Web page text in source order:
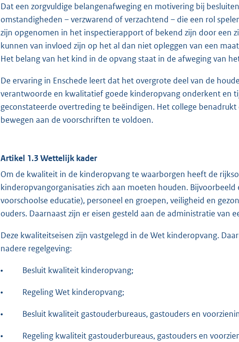
Dat een zorgvuldige belangenafweging en motivering bij
omstandigheden – verzwarend of verzachtend – die een rol
zijn opgenomen in het inspectierapport of bekend zijn door een
kunnen van invloed zijn op het al dan niet opleggen van een
Het belang van het kind in de opvang staat in de afweging van
De ervaring in Enschede leert dat het overgrote deel van de
verantwoorde en kwalitatief goede kinderopvang onderkent en
geconstateerde overtreding te beëindigen. Het college
bewegen aan de voorschriften te voldoen.
Artikel 1.3 Wettelijk kader
Om de kwaliteit in de kinderopvang te waarborgen heeft de
kinderopvangorganisaties zich aan moeten houden.
voorschoolse educatie), personeel en groepen, veiligheid en
ouders. Daarnaast zijn er eisen gesteld aan de administratie van
Deze kwaliteitseisen zijn vastgelegd in de Wet kinderopvang.
nadere regelgeving:
• Besluit kwaliteit kinderopvang;
• Regeling Wet kinderopvang;
• Besluit kwaliteit gastouderbureaus, gastouders en
• Regeling kwaliteit gastouderbureaus, gastouders en